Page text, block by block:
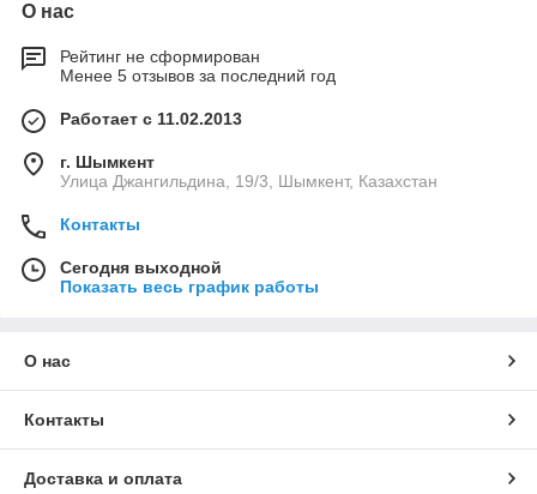
О нас
Рейтинг не сформирован
Менее 5 отзывов за последний год
Работает с 11.02.2013
г. Шымкент
Улица Джангильдина, 19/3, Шымкент, Казахстан
Контакты
Сегодня выходной
Показать весь график работы
О нас
Контакты
Доставка и оплата